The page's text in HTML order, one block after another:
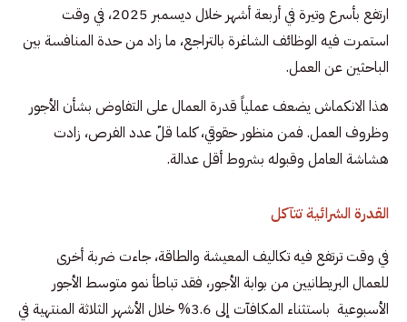
ارتفع بأسرع وتيرة في أربعة أشهر خلال ديسمبر 2025، في وقت
استمرت فيه الوظائف الشاغرة بالتراجع، ما زاد من حدة المنافسة بين
الباحثين عن العمل.
هذا الانكماش يضعف عملياً قدرة العمال على التفاوض بشأن الأجور
وظروف العمل. فمن منظور حقوقي، كلما قلّ عدد الفرص، زادت
هشاشة العامل وقبوله بشروط أقل عدالة.
القدرة الشرائية تتآكل
في وقت ترتفع فيه تكاليف المعيشة والطاقة، جاءت ضربة أخرى
للعمال البريطانيين من بوابة الأجور، فقد تباطأ نمو متوسط الأجور
الأسبوعية باستثناء المكافآت إلى 3.6% خلال الأشهر الثلاثة المنتهية في